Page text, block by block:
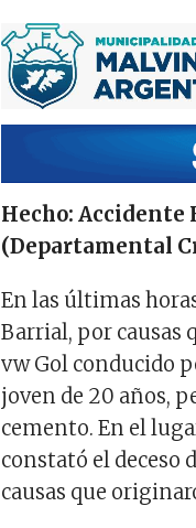
Hecho: Accidente
(Departamental
En las últimas
Barrial, por causas
vw Gol conducido
joven de 20 años,
cemento. En el
constató el deceso
causas que